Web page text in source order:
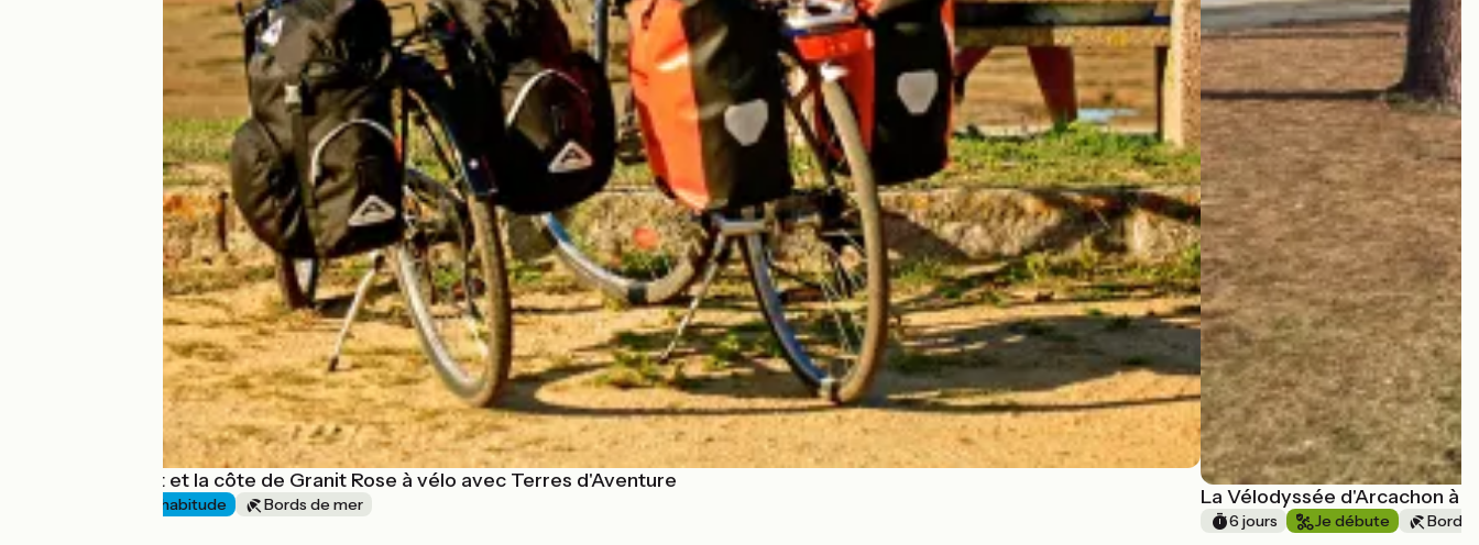
L'île de Bréhat et la côte de Granit Rose à vélo avec Terres d'Aventure
J'ai l'habitude Bords de mer La Vélodyssée d'Arcachon à
6 jours Je débute Bords